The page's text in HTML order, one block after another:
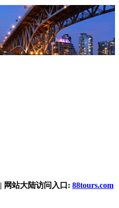
| 网站大陆访问入口: 88tours.com